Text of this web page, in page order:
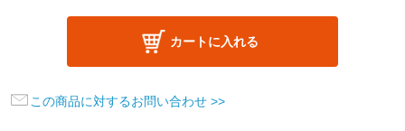
カートに入れる
この商品に対するお問い合わせ >>